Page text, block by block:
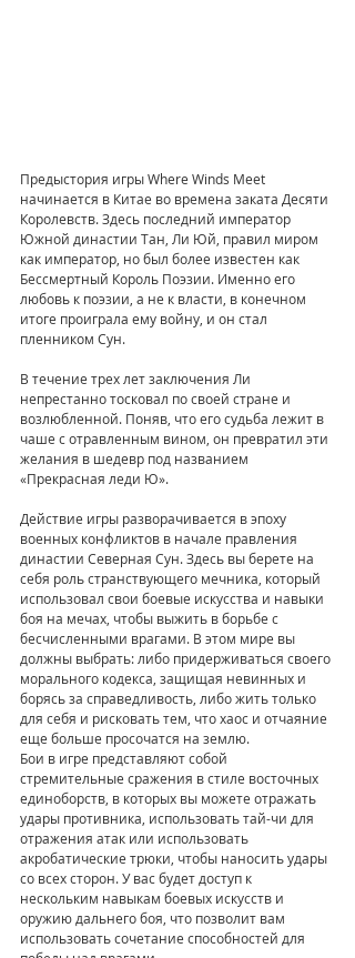
Предыстория игры Where Winds Meet
начинается в Китае во времена заката Десяти
Королевств. Здесь последний император
Южной династии Тан, Ли Юй, правил миром
как император, но был более известен как
Бессмертный Король Поэзии. Именно его
любовь к поэзии, а не к власти, в конечном
итоге проиграла ему войну, и он стал
пленником Сун.
В течение трех лет заключения Ли
непрестанно тосковал по своей стране и
возлюбленной. Поняв, что его судьба лежит в
чаше с отравленным вином, он превратил эти
желания в шедевр под названием
«Прекрасная леди Ю».
Действие игры разворачивается в эпоху
военных конфликтов в начале правления
династии Северная Сун. Здесь вы берете на
себя роль странствующего мечника, который
использовал свои боевые искусства и навыки
боя на мечах, чтобы выжить в борьбе с
бесчисленными врагами. В этом мире вы
должны выбрать: либо придерживаться своего
морального кодекса, защищая невинных и
борясь за справедливость, либо жить только
для себя и рисковать тем, что хаос и отчаяние
еще больше просочатся на землю.
Бои в игре представляют собой
стремительные сражения в стиле восточных
единоборств, в которых вы можете отражать
удары противника, использовать тай-чи для
отражения атак или использовать
акробатические трюки, чтобы наносить удары
со всех сторон. У вас будет доступ к
нескольким навыкам боевых искусств и
оружию дальнего боя, что позволит вам
использовать сочетание способностей для